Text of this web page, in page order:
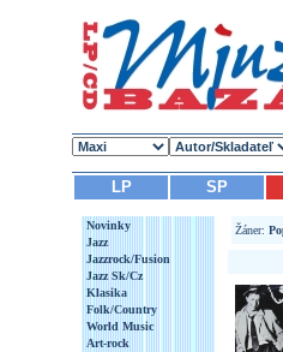
LP SP
Novinky
Jazz
Jazzrock/Fusion
Jazz Sk/Cz
Klasika
Folk/Country
World Music
Art-rock
Žáner: